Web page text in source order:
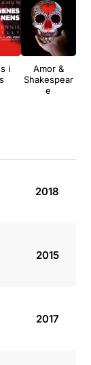
i
Amor &
Shakespear
e
2018
2015
2017